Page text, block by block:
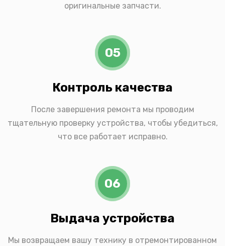
оригинальные запчасти.
05
Контроль качества
После завершения ремонта мы проводим
тщательную проверку устройства, чтобы убедиться,
что все работает исправно.
06
Выдача устройства
Мы возвращаем вашу технику в отремонтированном